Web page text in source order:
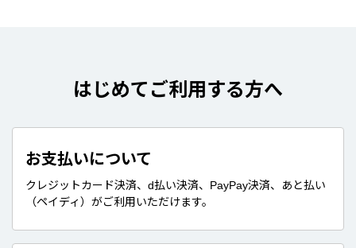
はじめてご利用する方へ
お支払いについて
クレジットカード決済、d払い決済、PayPay決済、あと払い
（ペイディ）がご利用いただけます。